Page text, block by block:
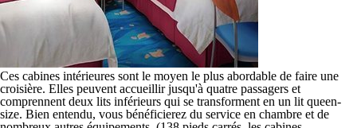
Ces cabines intérieures sont le moyen le plus abordable de faire une
croisière. Elles peuvent accueillir jusqu'à quatre passagers et
comprennent deux lits inférieurs qui se transforment en un lit queen-
size. Bien entendu, vous bénéficierez du service en chambre et de